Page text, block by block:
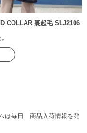
COLLAR 裏起毛 SLJ2106
は毎日、商品入荷情報を発